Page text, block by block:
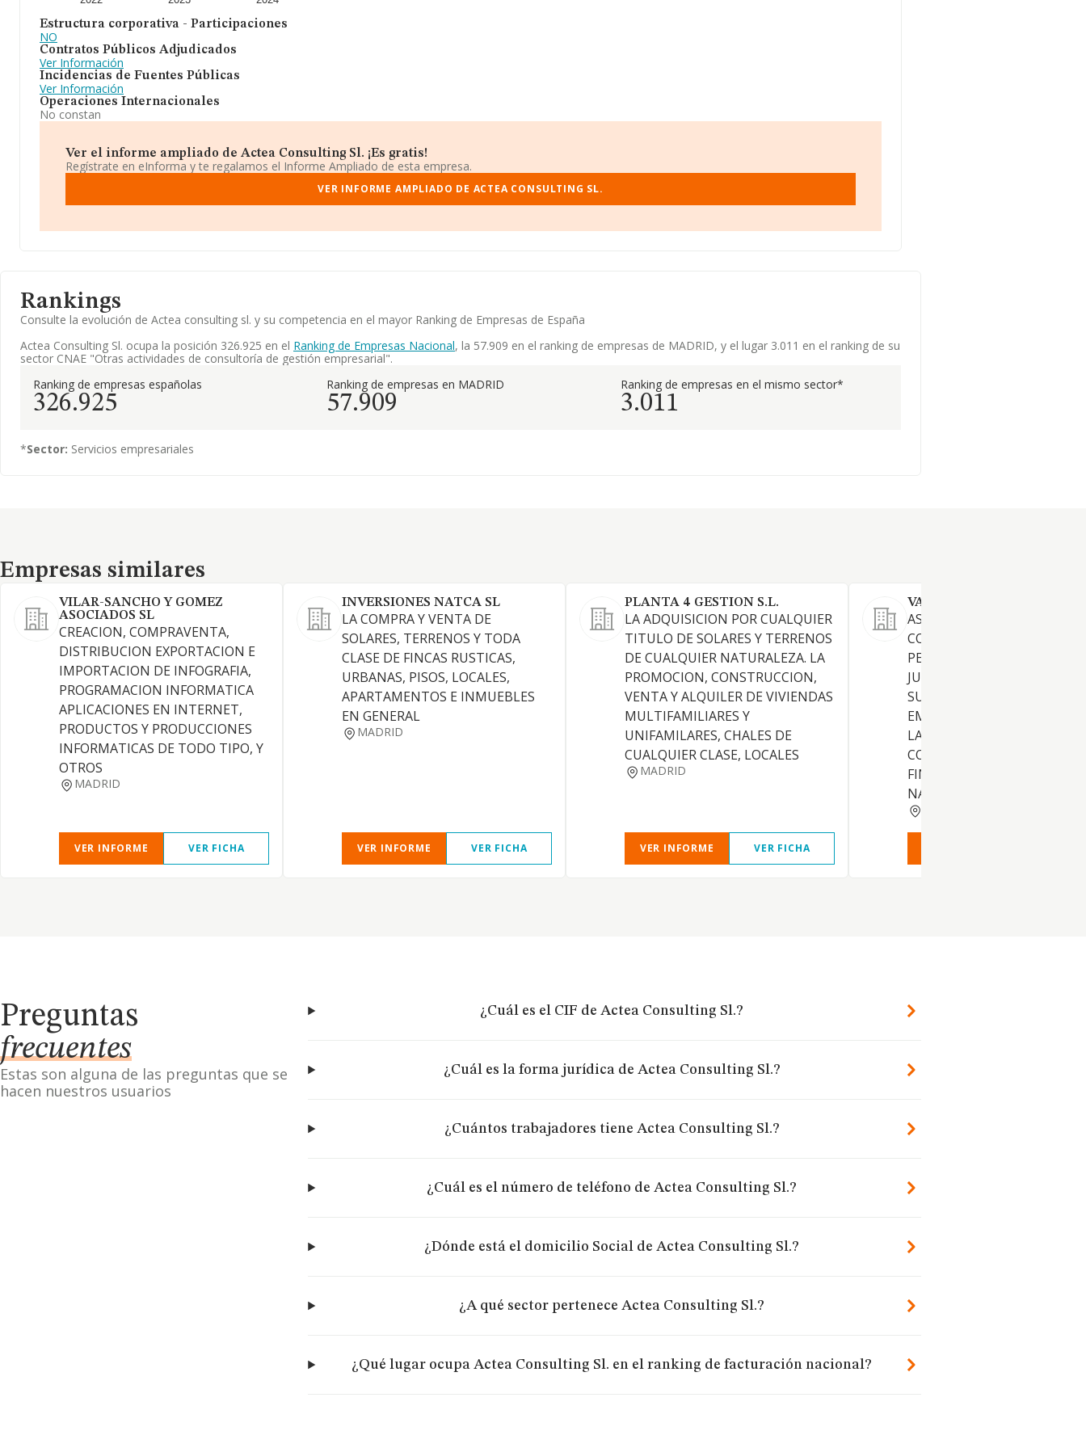
Estructura corporativa - Participaciones
NO
Contratos Públicos Adjudicados
Ver Información
Incidencias de Fuentes Públicas
Ver Información
Operaciones Internacionales
No constan
Ver el informe ampliado de Actea Consulting Sl. ¡Es gratis!
Regístrate en eInforma y te regalamos el Informe Ampliado de esta empresa.
VER INFORME AMPLIADO DE ACTEA CONSULTING SL.
Rankings
Consulte la evolución de Actea consulting sl. y su competencia en el mayor Ranking de Empresas de España
Actea Consulting Sl. ocupa la posición 326.925 en el Ranking de Empresas Nacional, la 57.909 en el ranking de empresas de MADRID, y el lugar 3.011 en el ranking de su
sector CNAE "Otras actividades de consultoría de gestión empresarial".
Ranking de empresas españolas
326.925
Ranking de empresas en MADRID
57.909
Ranking de empresas en el mismo sector*
3.011
*Sector: Servicios empresariales
Empresas similares
Empresas similares
VILAR-SANCHO Y GOMEZ
ASOCIADOS SL
CREACION, COMPRAVENTA,
DISTRIBUCION EXPORTACION E
IMPORTACION DE INFOGRAFIA,
PROGRAMACION INFORMATICA
APLICACIONES EN INTERNET,
PRODUCTOS Y PRODUCCIONES
INFORMATICAS DE TODO TIPO, Y
OTROS
MADRID
VER INFORME VER FICHA
INVERSIONES NATCA SL
LA COMPRA Y VENTA DE
SOLARES, TERRENOS Y TODA
CLASE DE FINCAS RUSTICAS,
URBANAS, PISOS, LOCALES,
APARTAMENTOS E INMUEBLES
EN GENERAL
MADRID
VER INFORME VER FICHA
PLANTA 4 GESTION S.L.
LA ADQUISICION POR CUALQUIER
TITULO DE SOLARES Y TERRENOS
DE CUALQUIER NATURALEZA. LA
PROMOCION, CONSTRUCCION,
VENTA Y ALQUILER DE VIVIENDAS
MULTIFAMILIARES Y
UNIFAMILARES, CHALES DE
CUALQUIER CLASE, LOCALES
MADRID
VER INFORME VER FICHA
VALCRISMA SL
ASESORAMIENTO Y
CONSULTORIA TANTO DE
PERSONAS FISICAS COMO
JURIDICAS, CUALQUIERA
SU FORMA U
EMPRESARIAL O NO, EN
LAS MATERIAS
CON EL AMBITO
FINANCIERO O DE ANALOGA
NATU
Preguntas
frecuentes
Estas son alguna de las preguntas que se
hacen nuestros usuarios
¿Cuál es el CIF de Actea Consulting Sl.?
¿Cuál es la forma jurídica de Actea Consulting Sl.?
¿Cuántos trabajadores tiene Actea Consulting Sl.?
¿Cuál es el número de teléfono de Actea Consulting Sl.?
¿Dónde está el domicilio Social de Actea Consulting Sl.?
¿A qué sector pertenece Actea Consulting Sl.?
¿Qué lugar ocupa Actea Consulting Sl. en el ranking de facturación nacional?